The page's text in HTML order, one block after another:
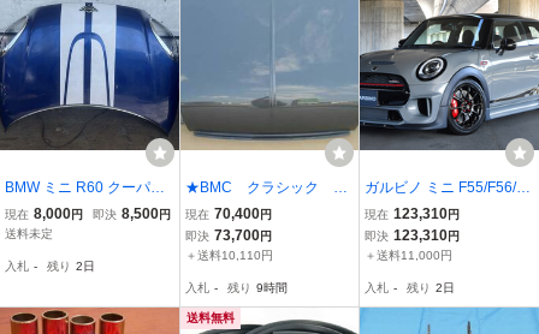
BMW ミニ R60 クーパー
SD クロスオーバー LDA-
ZB20 ボンネット フード
現在 8,000円 即決 8,500円
送料未定
入札 - 残り 2日
★BMC クラシック ミ
ニ クーパー Mk.2 前
期 ★綾織りカーボン
ボンネット【新品】
現在 70,400円
即決 73,700円
＋送料10,110円
入札 - 残り 9時間
ガルビノ ミニ F55/F56/F5
7 フロントバンパースポ
イラー
現在 123,310円
即決 123,310円
＋送料11,000円
入札 - 残り 2日
送料無料